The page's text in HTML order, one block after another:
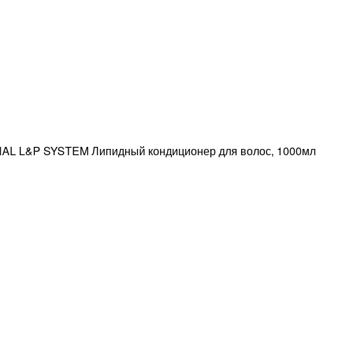
L&P SYSTEM Липидный кондиционер для волос, 1000мл